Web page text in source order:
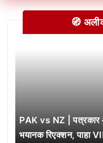
🧭
PAK vs NZ | पत्रकार
भयानक रिएक्शन, पाहा